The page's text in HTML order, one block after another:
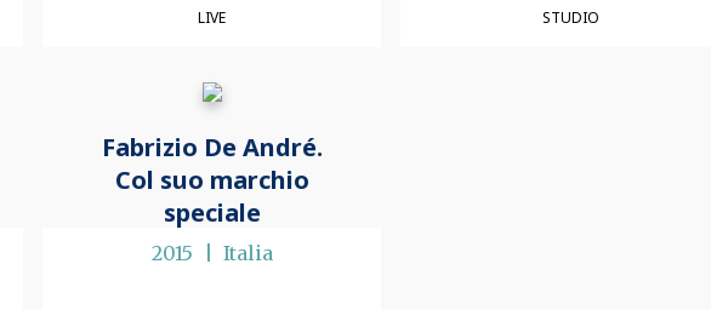
LIVE STUDIO
Fabrizio De André.
Col suo marchio
speciale
2015 Italia